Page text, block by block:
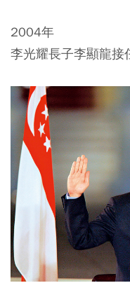
2004年
李光耀長子李顯龍接